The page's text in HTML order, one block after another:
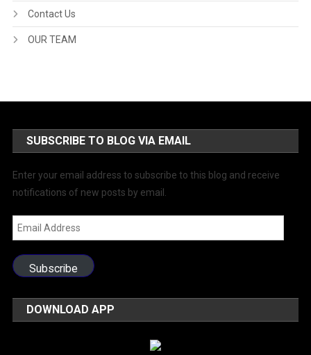
Contact Us
OUR TEAM
SUBSCRIBE TO BLOG VIA EMAIL
Enter your email address to subscribe to this blog and receive
notifications of new posts by email.
Email
Address
Subscribe
DOWNLOAD APP